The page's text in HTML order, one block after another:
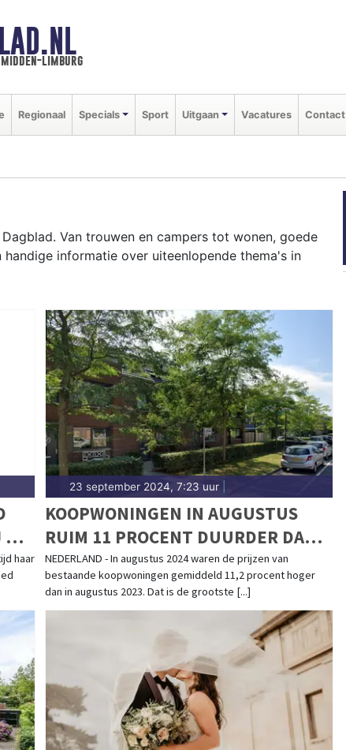
limburg
Regionaal Specials Sport Uitgaan Vacatures Contact
Van trouwen en campers tot wonen, goede
informatie over uiteenlopende thema's in
haar
23 september 2024, 7:23 uur|
KOOPWONINGEN IN AUGUSTUS
RUIM 11 PROCENT DUURDER DAN
JAAR EERDER
NEDERLAND - In augustus 2024 waren de prijzen van
bestaande koopwoningen gemiddeld 11,2 procent hoger
dan in augustus 2023. Dat is de grootste [...]